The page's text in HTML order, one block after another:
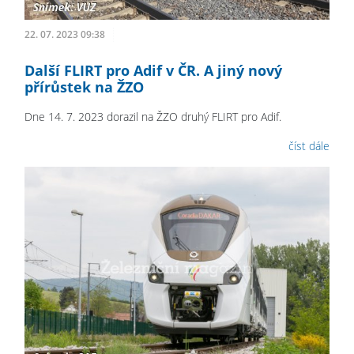
22. 07. 2023 09:38
Další FLIRT pro Adif v ČR. A jiný nový
přírůstek na ŽZO
Dne 14. 7. 2023 dorazil na ŽZO druhý FLIRT pro Adif.
číst dále